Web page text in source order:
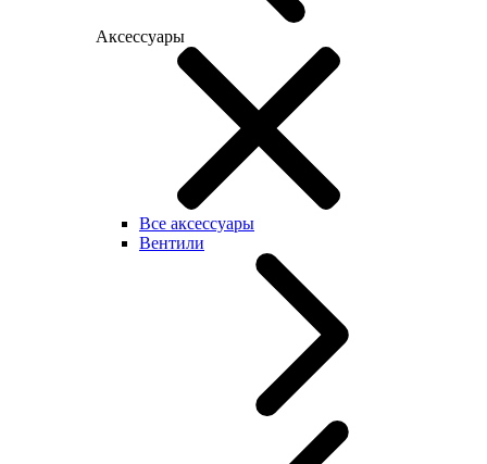
Аксессуары
Все аксессуары
Вентили